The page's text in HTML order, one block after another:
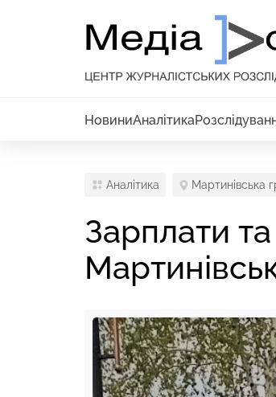
НовиниАналітика
Аналітика Мартинівська
Зарплати